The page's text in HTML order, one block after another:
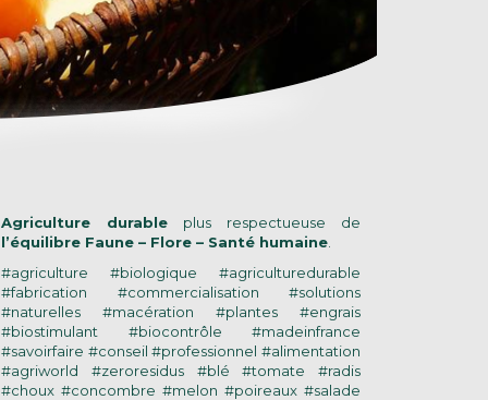
Agriculture durable plus respectueuse de
l’équilibre Faune – Flore – Santé humaine
#agriculture #biologique #agriculturedurable
#fabrication #commercialisation #solutions
#naturelles #macération #plantes #engrais
#biostimulant #biocontrôle #madeinfrance
#savoirfaire #conseil #professionnel #alimentation
#agriworld #zeroresidus #blé #tomate #radis
#choux #concombre #melon #poireaux #salade